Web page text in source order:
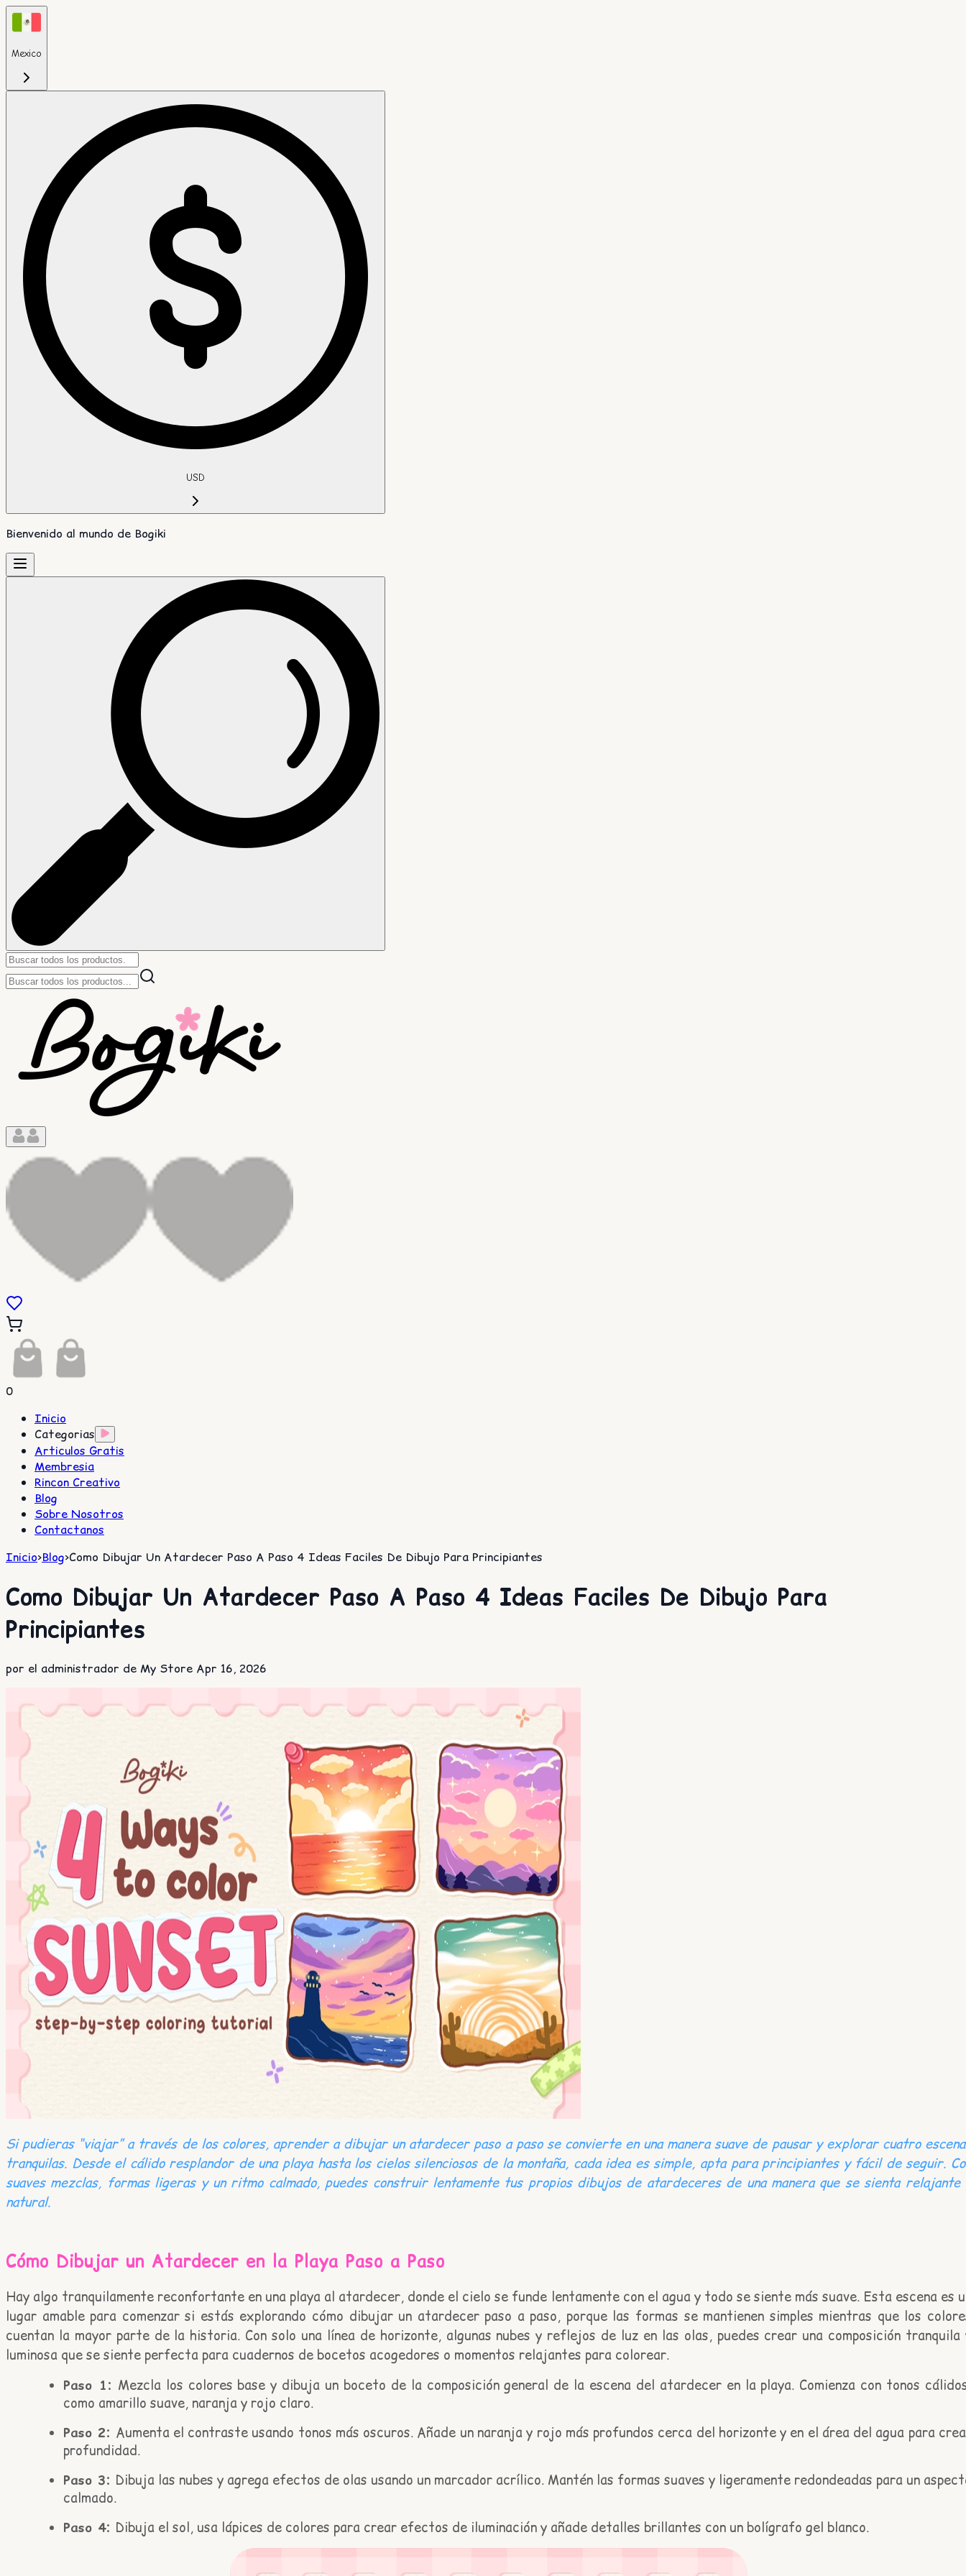
Mexico
USD
Bienvenido al mundo de Bogiki
0
Inicio
Categorias
Articulos Gratis
Membresia
Rincon Creativo
Blog
Sobre Nosotros
Contactanos
Inicio>Blog>Como Dibujar Un Atardecer Paso A Paso 4 Ideas Faciles De Dibujo Para Principiantes
Como Dibujar Un Atardecer Paso A Paso 4 Ideas Faciles De Dibujo Para
Principiantes
por el administrador de My Store Apr 16, 2026
Si pudieras “viajar” a través de los colores, aprender a dibujar un atardecer paso a paso se convierte en una manera suave de pausar y explorar cuatro
tranquilas. Desde el cálido resplandor de una playa hasta los cielos silenciosos de la montaña, cada idea es simple, apta para principiantes y fácil de seguir.
suaves mezclas, formas ligeras y un ritmo calmado, puedes construir lentamente tus propios dibujos de atardeceres de una manera que se sienta relajante
natural.
Cómo Dibujar un Atardecer en la Playa Paso a Paso
Hay algo tranquilamente reconfortante en una playa al atardecer, donde el cielo se funde lentamente con el agua y todo se siente más suave. Esta escena es
lugar amable para comenzar si estás explorando cómo dibujar un atardecer paso a paso, porque las formas se mantienen simples mientras que los
cuentan la mayor parte de la historia. Con solo una línea de horizonte, algunas nubes y reflejos de luz en las olas, puedes crear una composición tranquila
luminosa que se siente perfecta para cuadernos de bocetos acogedores o momentos relajantes para colorear.
Paso 1: Mezcla los colores base y dibuja un boceto de la composición general de la escena del atardecer en la playa. Comienza con tonos
como amarillo suave, naranja y rojo claro.
Paso 2: Aumenta el contraste usando tonos más oscuros. Añade un naranja y rojo más profundos cerca del horizonte y en el área del agua para
profundidad.
Paso 3: Dibuja las nubes y agrega efectos de olas usando un marcador acrílico. Mantén las formas suaves y ligeramente redondeadas para un
calmado.
Paso 4: Dibuja el sol, usa lápices de colores para crear efectos de iluminación y añade detalles brillantes con un bolígrafo gel blanco.